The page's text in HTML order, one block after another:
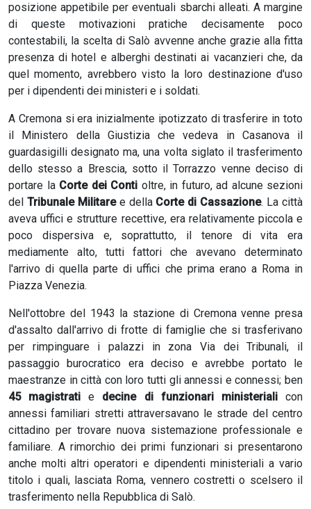
posizione appetibile per eventuali sbarchi alleati. A margine
di queste motivazioni pratiche decisamente poco
contestabili, la scelta di Salò avvenne anche grazie alla fitta
presenza di hotel e alberghi destinati ai vacanzieri che, da
quel momento, avrebbero visto la loro destinazione d'uso
per i dipendenti dei ministeri e i soldati.
A Cremona si era inizialmente ipotizzato di trasferire in toto
il Ministero della Giustizia che vedeva in Casanova il
guardasigilli designato ma, una volta siglato il trasferimento
dello stesso a Brescia, sotto il Torrazzo venne deciso di
portare la Corte dei Conti oltre, in futuro, ad alcune sezioni
del Tribunale Militaree della Corte di Cassazione. La città
aveva uffici e strutture recettive, era relativamente piccola e
poco dispersiva e, soprattutto, il tenore di vita era
mediamente alto, tutti fattori che avevano determinato
l'arrivo di quella parte di uffici che prima erano a Roma in
Piazza Venezia.
Nell'ottobre del 1943 la stazione di Cremona venne presa
d'assalto dall'arrivo di frotte di famiglie che si trasferivano
per rimpinguare i palazzi in zona Via dei Tribunali, il
passaggio burocratico era deciso e avrebbe portato le
maestranze in città con loro tutti gli annessi e connessi; ben
45 magistratie decine di funzionari ministerialicon
annessi familiari stretti attraversavano le strade del centro
cittadino per trovare nuova sistemazione professionale e
familiare. A rimorchio dei primi funzionari si presentarono
anche molti altri operatori e dipendenti ministeriali a vario
titolo i quali, lasciata Roma, vennero costretti o scelsero il
trasferimento nella Repubblica di Salò.